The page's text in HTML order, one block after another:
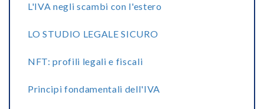
L'IVA negli scambi con l'estero
LO STUDIO LEGALE SICURO
NFT: profili legali e fiscali
Principi fondamentali dell'IVA